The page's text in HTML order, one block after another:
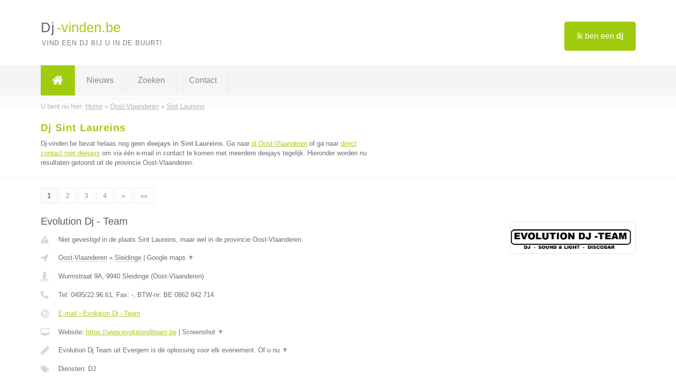
Ik ben een dj
Dj -vinden.be
VIND EEN DJ BIJ U IN DE BUURT!
Nieuws Zoeken Contact
U bent nu hier: Home» Oost-Vlaanderen» Sint Laureins
Dj Sint Laureins
Dj-vinden.be bevat helaas nog geen deejays in Sint Laureins. Ga naar dj Oost-Vlaanderenof ga naar direct
contact met deejays om via één e-mail in contact te komen met meerdere deejays tegelijk. Hieronder worden nu
resultaten getoond uit de provincie Oost-Vlaanderen.
1 2 3 4 » »»
Evolution Dj - Team
Niet gevestigd in de plaats Sint Laureins, maar wel in de provincie Oost-Vlaanderen.
Oost-Vlaanderen» Sleidinge| Google maps ▼
Wurmstraat 9A, 9940 Sleidinge(Oost-Vlaanderen)
Tel: 0495/22.96.61, Fax: -, BTW-nr: BE 0862 842 714
E-mail › Evolution Dj - Team
Website: https://www.evolutiondjteam.be| Screenshot ▼
Evolution Dj Team uit Evergem is dé oplossing voor elk evenement. Of u nu ▼
Diensten: DJ